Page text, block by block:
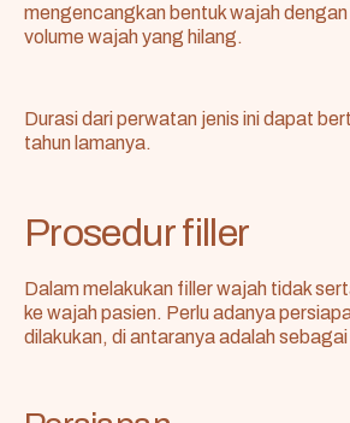
mengencangkan bentuk wajah
volume wajah yang hilang.
Durasi dari perwatan jenis ini dapat
tahun lamanya.
Prosedur filler
Dalam melakukan filler wajah tidak
ke wajah pasien. Perlu adanya
dilakukan, di antaranya adalah